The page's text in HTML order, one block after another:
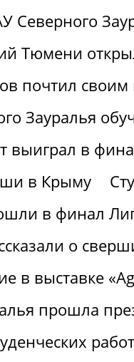
Северного
Тюмени
почтил
Зауралья
выиграл в
в Крыму
в финал
о
в выставке
прошла